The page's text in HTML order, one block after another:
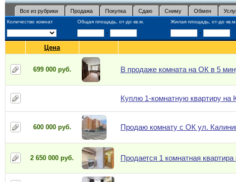
Все из рубрики Продажа Покупка Сдаю Сниму Обмен
Количество комнат Общая площадь, от-до кв.м. Жилая площадь, от-до кв.м.
- -
Цена
699 000 руб. В продаже комната на ОК в 5
Куплю 1-комнатную квартиру
600 000 руб. Продаю комнату с ОК ул.
2 650 000 руб. Продается 1 комнатная